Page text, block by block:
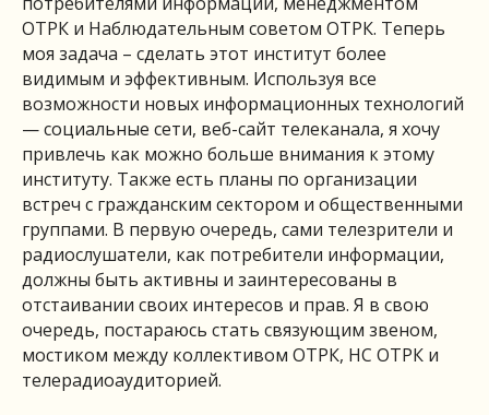
ОТРК и Наблюдательным советом ОТРК. Теперь
моя задача – сделать этот институт более
видимым и эффективным. Используя все
возможности новых информационных технологий
— социальные сети, веб-сайт телеканала, я хочу
привлечь как можно больше внимания к этому
институту. Также есть планы по организации
встреч с гражданским сектором и общественными
группами. В первую очередь, сами телезрители и
радиослушатели, как потребители информации,
должны быть активны и заинтересованы в
отстаивании своих интересов и прав. Я в свою
очередь, постараюсь стать связующим звеном,
мостиком между коллективом ОТРК, НС ОТРК и
телерадиоаудиторией.